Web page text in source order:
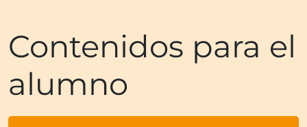
Contenidos para el
alumno